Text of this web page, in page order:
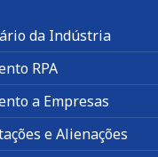
da Indústria
RPA
a Empresas
e Alienações